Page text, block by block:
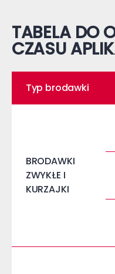
TABELA DO
CZASU
Typ brodawki
BRODAWKI
ZWYKŁE I
KURZAJKI